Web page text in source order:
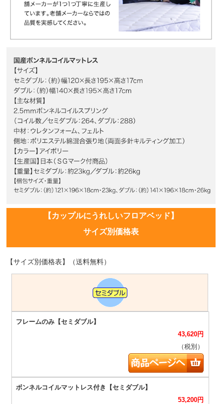
【カップルにうれしいフロアベッド】
サイズ別価格表
【サイズ別価格表】（送料無料）
43,620円
（税別）
53,200円